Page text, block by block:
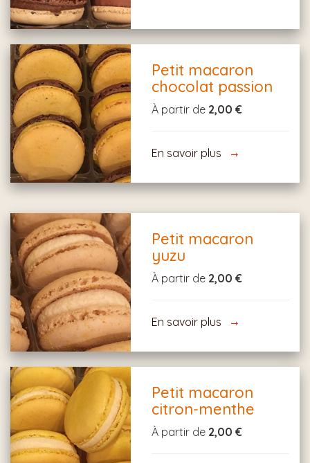
Petit macaron
chocolat passion
À partir de 2,00 €
En savoir plus
Petit macaron
yuzu
À partir de 2,00 €
En savoir plus
Petit macaron
citron-menthe
À partir de 2,00 €